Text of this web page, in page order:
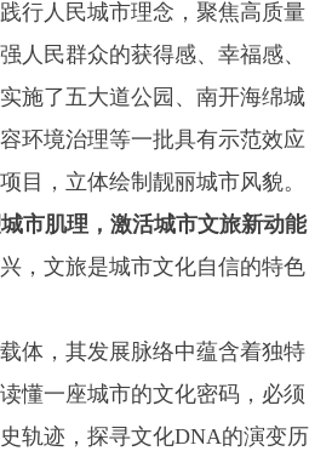
行人民城市理念，聚焦高质量
人民群众的获得感、幸福感、
施了五大道公园、南开海绵城
环境治理等一批具有示范效应
目，立体绘制靓丽城市风貌。
市肌理， 激活城市文旅新动能
文旅是城市文化自信的特色
，其发展脉络中蕴含着独特
懂一座城市的文化密码，必须
轨迹，探寻文化DNA的演变历